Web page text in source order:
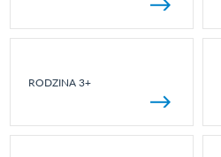
RODZINA 3+